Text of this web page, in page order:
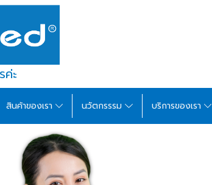
ค่ะ
สินค้าของเรา นวัตกรรรม บริการของเรา